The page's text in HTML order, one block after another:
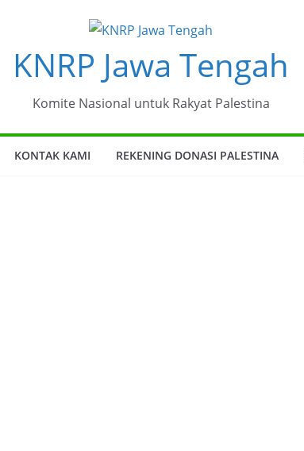
KNRP Jawa Tengah
Komite Nasional untuk Rakyat Palestina
KONTAK KAMI REKENING DONASI PALESTINA